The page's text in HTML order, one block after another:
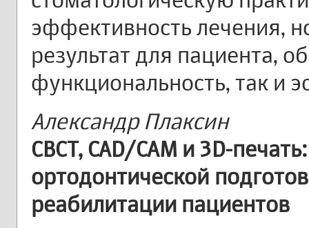
эффективность лечения,
результат для пациента,
функциональность, так и
Александр Плаксин
CBCT, CAD/CAM и 3D-
ортодонтической
реабилитации пациентов